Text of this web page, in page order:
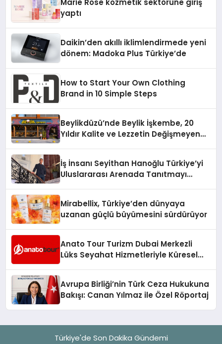
Marie Rose kozmetik sektörüne giriş
yaptı
Daikin’den akıllı iklimlendirmede yeni
dönem: Madoka Plus Türkiye’de
How to Start Your Own Clothing
Brand in 10 Simple Steps
Beylikdüzü’nde Beylik İşkembe, 20
Yıldır Kalite ve Lezzetin Değişmeyen
İş İnsanı Seyithan Hanoğlu Türkiye’yi
Uluslararası Arenada Tanıtmayı
Mirabellix, Türkiye’den dünyaya
uzanan güçlü büyümesini sürdürüyor
Anato Tour Turizm Dubai Merkezli
Lüks Seyahat Hizmetleriyle Küresel
Avrupa Birliği’nin Türk Ceza Hukukuna
Bakışı: Canan Yılmaz ile Özel Röportaj
Türkiye'de Son Dakika Gündemi